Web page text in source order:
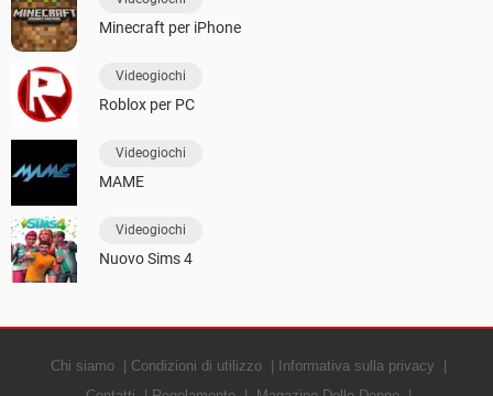
Minecraft per iPhone
Videogiochi
Roblox per PC
Videogiochi
MAME
Videogiochi
Nuovo Sims 4
Chi siamo Condizioni di utilizzo
Informativa sulla privacy